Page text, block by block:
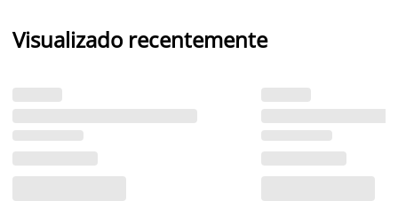
Visualizado recentemente